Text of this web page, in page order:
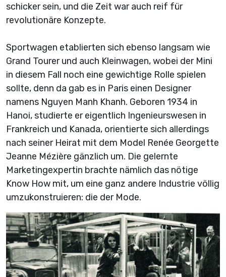
schicker sein, und die Zeit war auch reif für
revolutionäre Konzepte.
Sportwagen etablierten sich ebenso langsam wie
Grand Tourer und auch Kleinwagen, wobei der Mini
in diesem Fall noch eine gewichtige Rolle spielen
sollte, denn da gab es in Paris einen Designer
namens Nguyen Manh Khanh. Geboren 1934 in
Hanoi, studierte er eigentlich Ingenieurswesen in
Frankreich und Kanada, orientierte sich allerdings
nach seiner Heirat mit dem Model Renée Georgette
Jeanne Mézière gänzlich um. Die gelernte
Marketingexpertin brachte nämlich das nötige
Know How mit, um eine ganz andere Industrie völlig
umzukonstruieren: die der Mode.